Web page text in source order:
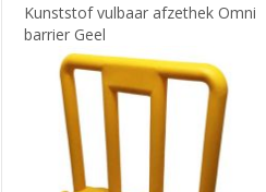
Kunststof vulbaar afzethek Omni
barrier Geel